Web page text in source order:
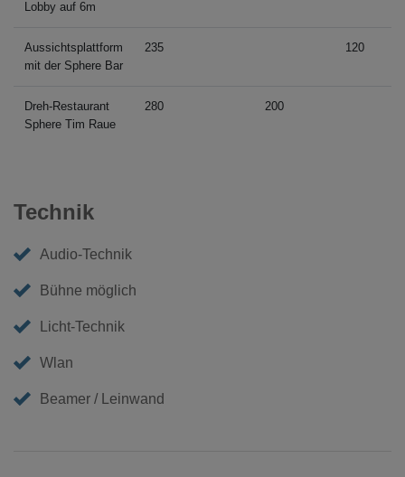
Klaviermusik unterm Sternenhimmel – eine unglaubliche
360°-Aussicht inbegriffen.
* À la Carte nur bis 16 Personen möglich
Lobby auf 6m
Aussichtsplattform
mit der Sphere Bar
235 120
Dreh-Restaurant
Sphere Tim Raue
280 200
Technik
Audio-Technik
Bühne möglich
Licht-Technik
Wlan
Beamer / Leinwand